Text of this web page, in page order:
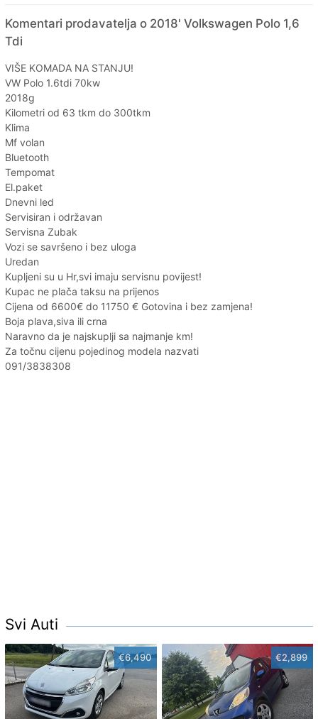
Komentari prodavatelja o 2018' Volkswagen Polo 1,6
Tdi
VIŠE KOMADA NA STANJU!
VW Polo 1.6tdi 70kw
2018g
Kilometri od 63 tkm do 300tkm
Klima
Mf volan
Bluetooth
Tempomat
El.paket
Dnevni led
Servisiran i održavan
Servisna Zubak
Vozi se savršeno i bez uloga
Uredan
Kupljeni su u Hr,svi imaju servisnu povijest!
Kupac ne plača taksu na prijenos
Cijena od 6600€ do 11750 € Gotovina i bez zamjena!
Boja plava,siva ili crna
Naravno da je najskuplji sa najmanje km!
Za točnu cijenu pojedinog modela nazvati
091/3838308
Svi Auti
€6,490 €2,899